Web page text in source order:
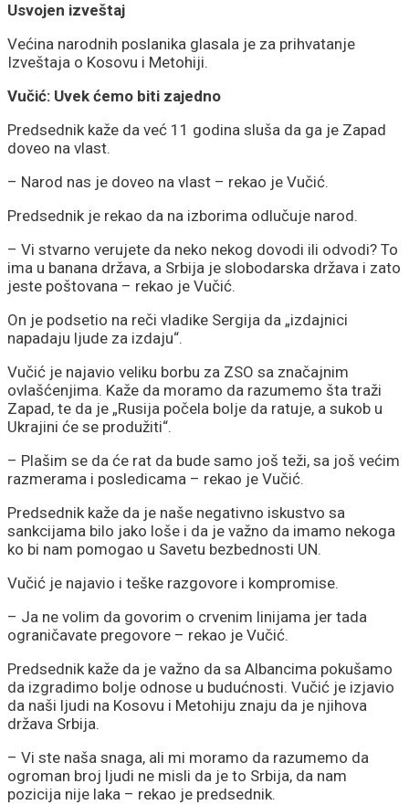
Usvojen izveštaj
Većina narodnih poslanika glasala je za prihvatanje
Izveštaja o Kosovu i Metohiji.
Vučić: Uvek ćemo biti zajedno
Predsednik kaže da već 11 godina sluša da ga je Zapad
doveo na vlast.
– Narod nas je doveo na vlast – rekao je Vučić.
Predsednik je rekao da na izborima odlučuje narod.
– Vi stvarno verujete da neko nekog dovodi ili odvodi? To
ima u banana država, a Srbija je slobodarska država i zato
jeste poštovana – rekao je Vučić.
On je podsetio na reči vladike Sergija da „izdajnici
napadaju ljude za izdaju“.
Vučić je najavio veliku borbu za ZSO sa značajnim
ovlašćenjima. Kaže da moramo da razumemo šta traži
Zapad, te da je „Rusija počela bolje da ratuje, a sukob u
Ukrajini će se produžiti“.
– Plašim se da će rat da bude samo još teži, sa još većim
razmerama i posledicama – rekao je Vučić.
Predsednik kaže da je naše negativno iskustvo sa
sankcijama bilo jako loše i da je važno da imamo nekoga
ko bi nam pomogao u Savetu bezbednosti UN.
Vučić je najavio i teške razgovore i kompromise.
– Ja ne volim da govorim o crvenim linijama jer tada
ograničavate pregovore – rekao je Vučić.
Predsednik kaže da je važno da sa Albancima pokušamo
da izgradimo bolje odnose u budućnosti. Vučić je izjavio
da naši ljudi na Kosovu i Metohiju znaju da je njihova
država Srbija.
– Vi ste naša snaga, ali mi moramo da razumemo da
ogroman broj ljudi ne misli da je to Srbija, da nam
pozicija nije laka – rekao je predsednik.